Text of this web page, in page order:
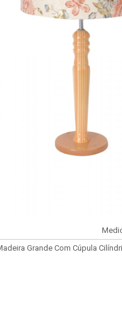
Grande Com Cúpula